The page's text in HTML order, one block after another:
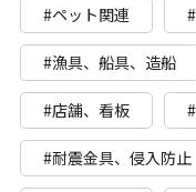
#ペット関連
#漁具、船具、造船
#店舗、看板
#耐震金具、侵入防止